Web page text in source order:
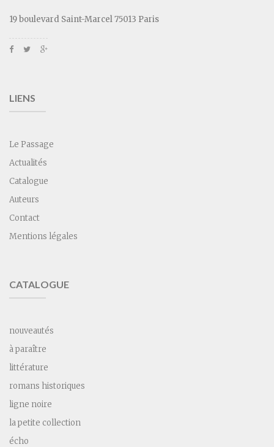
19 boulevard Saint-Marcel 75013 Paris
LIENS
Le Passage
Actualités
Catalogue
Auteurs
Contact
Mentions légales
CATALOGUE
nouveautés
à paraître
littérature
romans historiques
ligne noire
la petite collection
écho